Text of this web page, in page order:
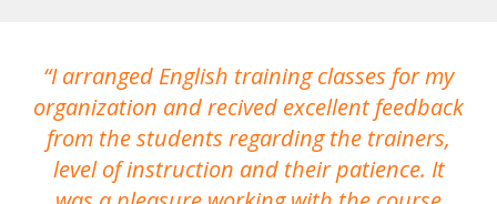
I arranged English training classes for my
organization and recived excellent feedback
from the students regarding the trainers,
level of instruction and their patience. It